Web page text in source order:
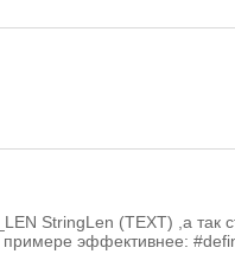
StringLen (TEXT) ,а так
эффективнее: